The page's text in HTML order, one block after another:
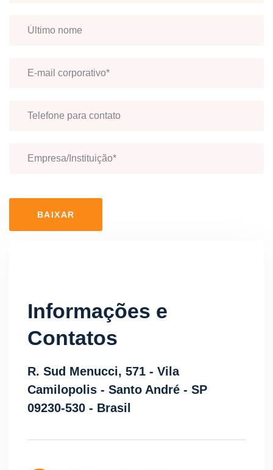
BAIXAR
Informações e
Contatos
R. Sud Menucci, 571 - Vila
Camilopolis - Santo André - SP
09230-530 - Brasil